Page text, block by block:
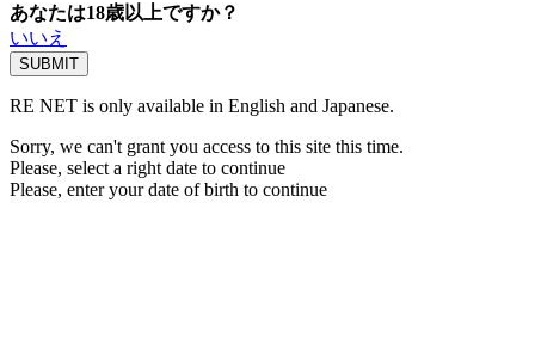
あなたは18歳以上ですか？
いいえ
RE NET is only available in English and Japanese.
Sorry, we can't grant you access to this site this time.
Please, select a right date to continue
Please, enter your date of birth to continue